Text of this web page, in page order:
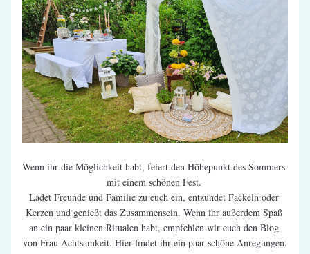
Wenn ihr die Möglichkeit habt, feiert den Höhepunkt des Sommers
mit einem schönen Fest.
Ladet Freunde und Familie zu euch ein, entzündet Fackeln oder
Kerzen und genießt das Zusammensein. Wenn ihr außerdem Spaß
an ein paar kleinen Ritualen habt, empfehlen wir euch den Blog
von Frau Achtsamkeit. Hier findet ihr ein paar schöne Anregungen.